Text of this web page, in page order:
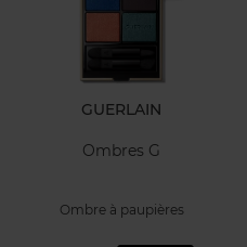
GUERLAIN
Ombres G
Ombre à paupières